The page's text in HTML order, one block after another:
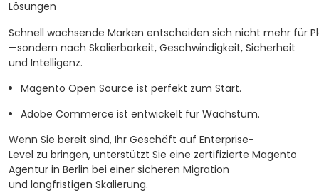
Lösungen
Schnell wachsende Marken entscheiden sich nicht mehr für
—sondern nach Skalierbarkeit, Geschwindigkeit, Sicherheit
und Intelligenz.
Magento Open Source ist perfekt zum Start.
Adobe Commerce ist entwickelt für Wachstum.
Wenn Sie bereit sind, Ihr Geschäft auf Enterprise-
Level zu bringen, unterstützt Sie eine zertifizierte Magento
Agentur in Berlin bei einer sicheren Migration
und langfristigen Skalierung.